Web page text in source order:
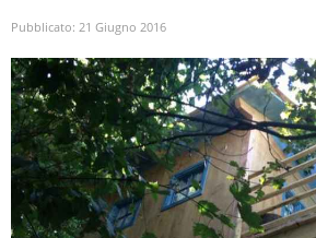
Pubblicato: 21 Giugno 2016